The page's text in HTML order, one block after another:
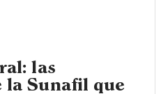
las
la Sunafil que